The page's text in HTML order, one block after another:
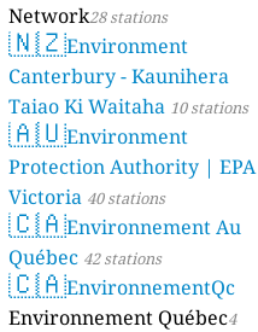
Network28 stations
🇳🇿Environment
Canterbury - Kaunihera
Taiao Ki Waitaha 10 stations
🇦🇺Environment
Protection Authority | EPA
Victoria 40 stations
🇨🇦Environnement Au
Québec 42 stations
🇨🇦EnvironnementQc
Environnement Québec4